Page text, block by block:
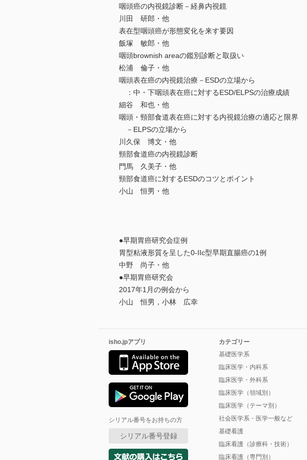
咽頭癌の内視鏡診断－経鼻内視鏡
川田 研郎・他
表在型咽頭癌が形態変化を来す要因
飯塚 敏郎・他
咽頭brownish areaの鑑別診断と取扱い
松浦 倫子・他
咽頭表在癌の内視鏡治療－ESDの立場から
：中・下咽頭表在癌に対するESD/ELPSの治療成績
細谷 和也・他
咽頭・頸部食道表在癌に対する内視鏡治療の適応と限界
－ELPSの立場から
川久保 博文・他
頸部食道癌の内視鏡診断
門馬 久美子・他
頸部食道癌に対するESDのコツとポイント
小山 恒男・他
●早期胃癌研究会症例
胃型粘液形質を呈した0-IIc型早期直腸癌の1例
中野 尚子・他
●早期胃癌研究会
2017年1月の例会から
小山 恒男，小林 広幸
isho.jpアプリ
シリアル番号をお持ちの方
シリアル番号登録
カテゴリー
基礎医学系
臨床医学・内科系
臨床医学・外科系
臨床医学（領域別）
臨床医学（テーマ別）
社会医学系・医学一般など
基礎看護
臨床看護（診療科・技術）
臨床看護（専門別）